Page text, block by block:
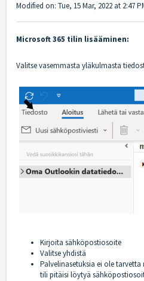
Modified on: Tue, 15 Mar, 2022 at 2:47
Microsoft 365 tilin lisääminen:
Valitse vasemmasta yläkulmasta
Kirjoita sähköpostiosoite
Valitse yhdistä
Palvelinasetuksia ei ole
tili pitäisi löytyä